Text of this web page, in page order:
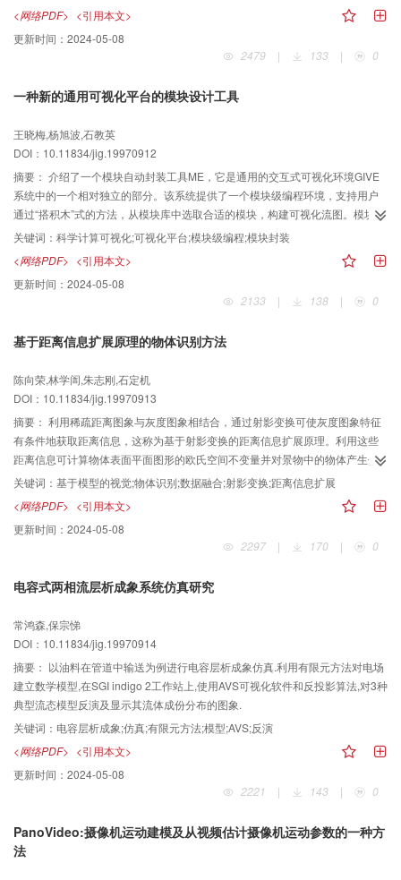
<网络PDF> <引用本文>
更新时间： 2024-05-08
2479
| 133 | 0
一种新的通用可视化平台的模块设计工具
王晓梅,杨旭波,石教英
DOI：10.11834/jig.19970912
摘要： 介绍了一个模块自动封装工具ME，它是通用的交互式可视化环境GIVE
系统中的一个相对独立的部分。该系统提供了一个模块级编程环境，支持用户
通过“搭积木”式的方法，从模块库中选取合适的模块，构建可视化流图。模块库
的内容决定了系统的应用领域。ME基于一套API库函数和模块的语法定义，通
过可视的操作界面，支持用户直观交互地将自己开发的算法扩充到系统的模块
库中，使系统具有良好的开放性，能适用于不同的应用领域。
关键词： 科学计算可视化;可视化平台;模块级编程;模块封装
<网络PDF> <引用本文>
更新时间： 2024-05-08
2133
| 138 | 0
基于距离信息扩展原理的物体识别方法
陈向荣,林学訚,朱志刚,石定机
DOI：10.11834/jig.19970913
摘要： 利用稀疏距离图象与灰度图象相结合，通过射影变换可使灰度图象特征
有条件地获取距离信息，这称为基于射影变换的距离信息扩展原理。利用这些
距离信息可计算物体表面平面图形的欧氏空间不变量并对景物中的物体产生假
设。由于初始假设建立在可靠的基础上，并使用了带反馈的混合控制策略，使
这种基于模型的物体识别定位技术具有实用的前景。此文讨论了整个方法的原
理及其实施方案，并实验验证了原理的正确性与有效性。
关键词： 基于模型的视觉;物体识别;数据融合;射影变换;距离信息扩展
<网络PDF> <引用本文>
更新时间： 2024-05-08
2297
| 170 | 0
电容式两相流层析成象系统仿真研究
常鸿森,保宗悌
DOI：10.11834/jig.19970914
摘要： 以油料在管道中输送为例进行电容层析成象仿真.利用有限元方法对电场
建立数学模型,在SGI indigo 2工作站上,使用AVS可视化软件和反投影算法,对3种
典型流态模型反演及显示其流体成份分布的图象.
关键词： 电容层析成象;仿真;有限元方法;模型;AVS;反演
<网络PDF> <引用本文>
更新时间： 2024-05-08
2221
| 143 | 0
PanoVideo:摄像机运动建模及从视频估计摄像机运动参数的一种方
法